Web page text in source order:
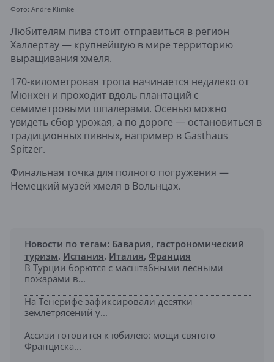
Фото: Andre Klimke
Любителям пива стоит отправиться в регион
Халлертау — крупнейшую в мире территорию
выращивания хмеля.
170-километровая тропа начинается недалеко от
Мюнхен и проходит вдоль плантаций с
семиметровыми шпалерами. Осенью можно
увидеть сбор урожая, а по дороге — остановиться в
традиционных пивных, например в Gasthaus
Spitzer.
Финальная точка для полного погружения —
Немецкий музей хмеля в Вольнцах.
Новости по тегам: Бавария, гастрономический
туризм, Испания, Италия, Франция
В Турции борются с масштабными лесными
пожарами в...
На Тенерифе зафиксировали десятки
землетрясений у...
Ассизи готовится к юбилею: мощи святого
Франциска...